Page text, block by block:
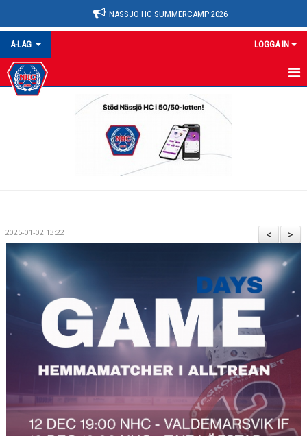
NÄSSJÖ HC SUMMERCAMP 2026
A-LAG LOGGA IN
A-LAG
BILDGALLERI
DOKUMENT
>
<
2025-01-02 13:22